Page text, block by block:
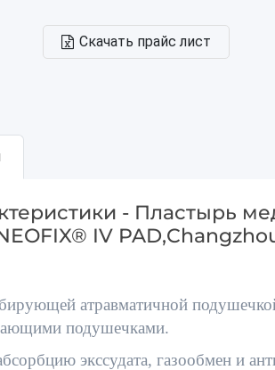
Скачать прайс лист
- Пластырь
IV
атравматичной
подушечками.
экссудата, газообмен и